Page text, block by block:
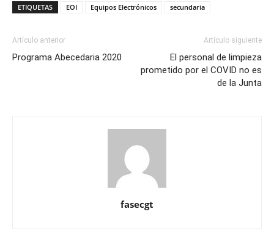
ETIQUETAS EOI Equipos Electrónicos secundaria
Artículo anterior
Programa Abecedaria 2020
Artículo siguiente
El personal de limpieza
prometido por el COVID no es
de la Junta
fasecgt